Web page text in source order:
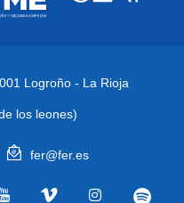
Logroño - La Rioja
los leones)
fer@fer.es